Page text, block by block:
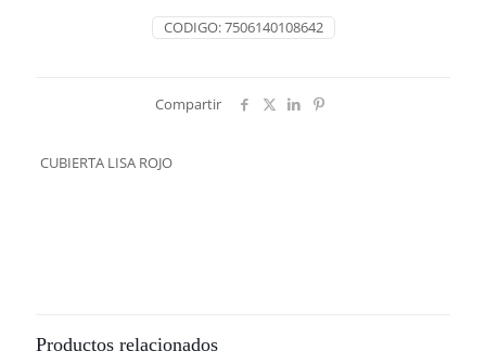
CODIGO:7506140108642
Compartir
CUBIERTA LISA ROJO
Productos relacionados